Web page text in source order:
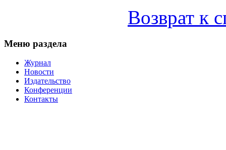
Возврат к
Меню раздела
Журнал
Новости
Издательство
Конференции
Контакты